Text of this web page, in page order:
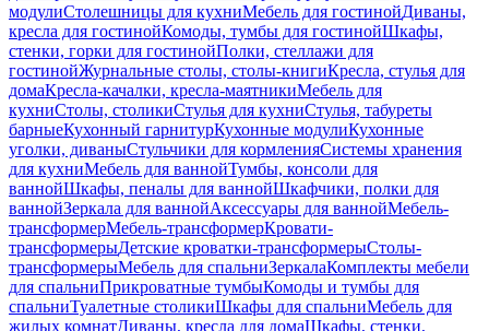
модулиСтолешницы для кухниМебель для гостинойДиваны,
кресла для гостинойКомоды, тумбы для гостинойШкафы,
стенки, горки для гостинойПолки, стеллажи для
гостинойЖурнальные столы, столы-книгиКресла, стулья для
домаКресла-качалки, кресла-маятникиМебель для
кухниСтолы, столикиСтулья для кухниСтулья, табуреты
барныеКухонный гарнитурКухонные модулиКухонные
уголки, диваныСтульчики для кормленияСистемы хранения
для кухниМебель для ваннойТумбы, консоли для
ваннойШкафы, пеналы для ваннойШкафчики, полки для
ваннойЗеркала для ваннойАксессуары для ваннойМебель-
трансформерМебель-трансформерКровати-
трансформерыДетские кроватки-трансформерыСтолы-
трансформерыМебель для спальниЗеркалаКомплекты мебели
для спальниПрикроватные тумбыКомоды и тумбы для
спальниТуалетные столикиШкафы для спальниМебель для
жилых комнатДиваны, кресла для домаШкафы, стенки,